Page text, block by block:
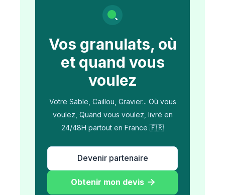
Vos granulats, où
et quand vous
voulez
Votre Sable, Caillou, Gravier... Où vous
voulez, Quand vous voulez, livré en
24/48H partout en France 🇫🇷
Devenir partenaire
Obtenir mon devis 